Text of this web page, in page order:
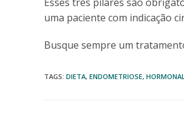
Esses três pilares são
uma paciente com indicação
Busque sempre um
TAGS: DIETA, ENDOMETRIOSE,